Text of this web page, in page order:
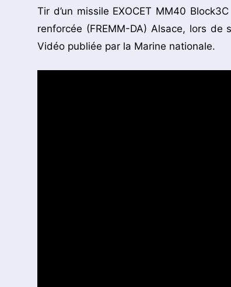
Tir d’un missile EXOCET MM40
renforcée (FREMM-DA) Alsace, lors de
Vidéo publiée par la Marine nationale.